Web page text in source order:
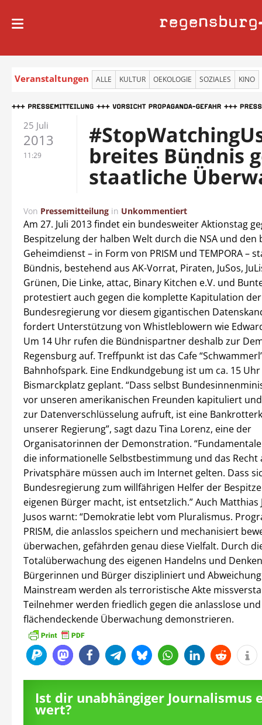
regensburg
Veranstaltungen ALLE KULTUR OEKOLOGIE SOZIALES KINO
25 Juli
2013
11:29 breites Bündnis
staatliche
Von Pressemitteilung in Unkommentiert
Am 27. Juli 2013 findet ein bundesweiter Aktionstag
Bespitzelung der halben Welt durch die NSA und den
Geheimdienst – in Form von PRISM und TEMPORA –
Bündnis, bestehend aus AK-Vorrat, Piraten, JuSos,
Grünen, Die Linke, attac, Binary Kitchen e.V. und
protestiert auch gegen die komplette Kapitulation der
Bundesregierung vor diesem gigantischen
fordert Unterstützung von Whistleblowern wie
Um 14 Uhr rufen die Bündnispartner deshalb zur
Regensburg auf. Treffpunkt ist das Cafe
Bahnhofspark. Eine Endkundgebung ist um ca. 15
Bismarckplatz geplant. “Dass selbst
vor unseren amerikanischen Freunden kapituliert
zur Datenverschlüsselung aufruft, ist eine
unserer Regierung”, sagt dazu Tina Lorenz, eine der
Organisatorinnen der Demonstration.
die informationelle Selbstbestimmung und das Recht
Privatsphäre müssen auch im Internet gelten. Dass
Bundesregierung zum willfährigen Helfer der
eigenen Bürger macht, ist entsetzlich.” Auch Matthias
Jusos warnt: “Demokratie lebt vom Pluralismus.
PRISM, die anlasslos speichern und mechanisiert
überwachen, gefährden genau diese Vielfalt. Durch
Totalüberwachung des eigenen Handelns und
Bürgerinnen und Bürger diszipliniert und
Mainstream werden als terroristische Akte
Teilnehmer werden friedlich gegen die anlasslose und
flächendeckende Überwachung demonstrieren.
Ist dir unabhängiger Journalismus
wert?